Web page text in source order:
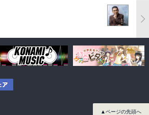
▲ページの先頭へ